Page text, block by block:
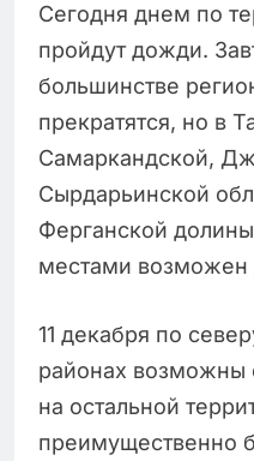
Сегодня днем по
пройдут дожди.
большинстве
прекратятся, но в
Самаркандской,
Сырдарьинской
Ферганской
местами возможен
11 декабря по
районах возможны
на остальной
преимущественно